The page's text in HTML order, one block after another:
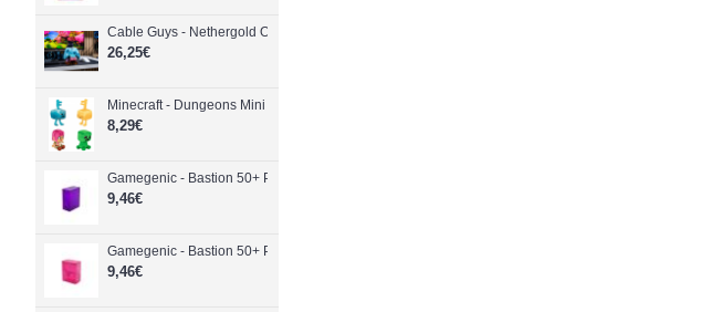
Cable Guys - Nethergold Ore Enderman - PlayStation 5
26,25€
Minecraft - Dungeons Mini Crafter Plush (Assorted) - Toys
8,29€
Gamegenic - Bastion 50+ Purple (GGS22024ML) - Toys
9,46€
Gamegenic - Bastion 50+ Pink (GGS22026ML) - Toys
9,46€